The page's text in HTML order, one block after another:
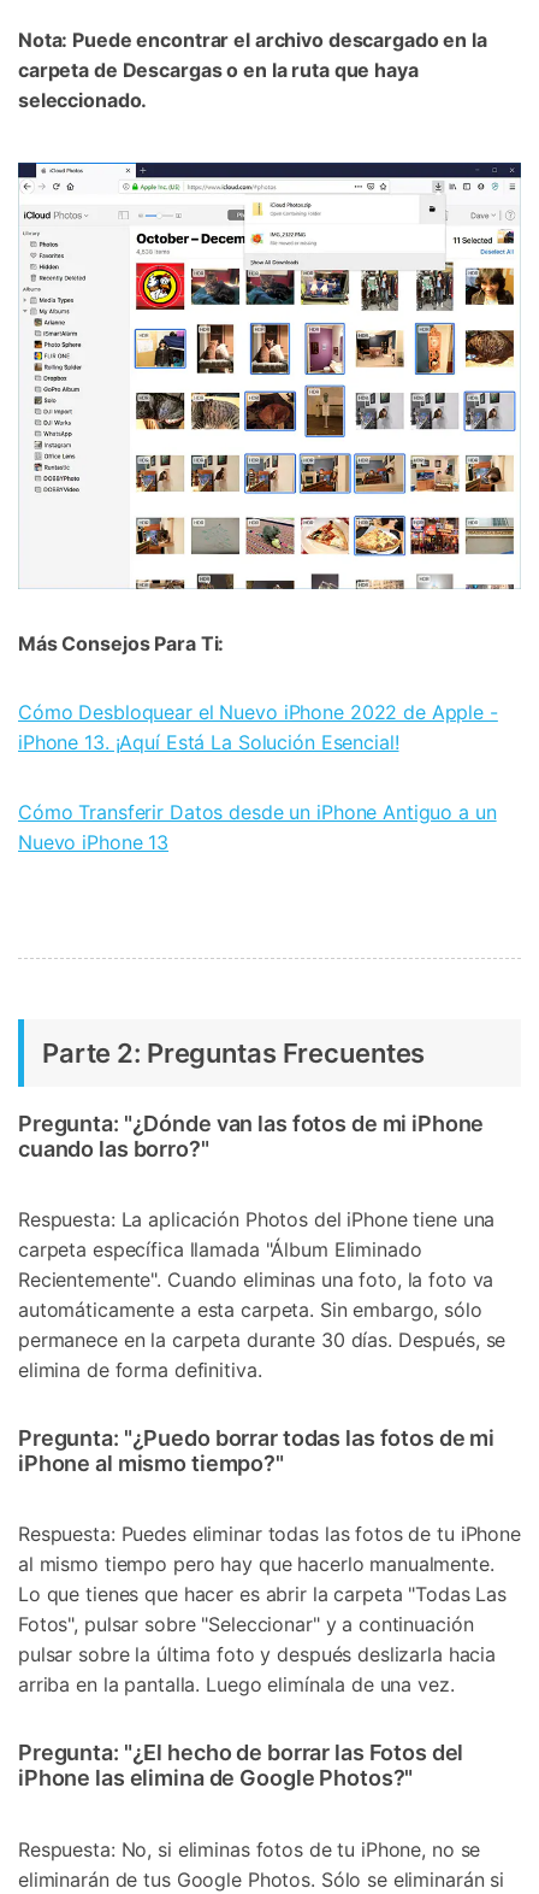
Nota: Puede encontrar el archivo descargado en la
carpeta de Descargas o en la ruta que haya
seleccionado.
Más Consejos Para Ti:
Cómo Desbloquear el Nuevo iPhone 2022 de Apple -
iPhone 13. ¡Aquí Está La Solución Esencial!
Cómo Transferir Datos desde un iPhone Antiguo a un
Nuevo iPhone 13
Parte 2: Preguntas Frecuentes
Pregunta: "¿Dónde van las fotos de mi iPhone
cuando las borro?"
Respuesta: La aplicación Photos del iPhone tiene una
carpeta específica llamada "Álbum Eliminado
Recientemente". Cuando eliminas una foto, la foto va
automáticamente a esta carpeta. Sin embargo, sólo
permanece en la carpeta durante 30 días. Después, se
elimina de forma definitiva.
Pregunta: "¿Puedo borrar todas las fotos de mi
iPhone al mismo tiempo?"
Respuesta: Puedes eliminar todas las fotos de tu iPhone
al mismo tiempo pero hay que hacerlo manualmente.
Lo que tienes que hacer es abrir la carpeta "Todas Las
Fotos", pulsar sobre "Seleccionar" y a continuación
pulsar sobre la última foto y después deslizarla hacia
arriba en la pantalla. Luego elimínala de una vez.
Pregunta: "¿El hecho de borrar las Fotos del
iPhone las elimina de Google Photos?"
Respuesta: No, si eliminas fotos de tu iPhone, no se
eliminarán de tus Google Photos. Sólo se eliminarán si